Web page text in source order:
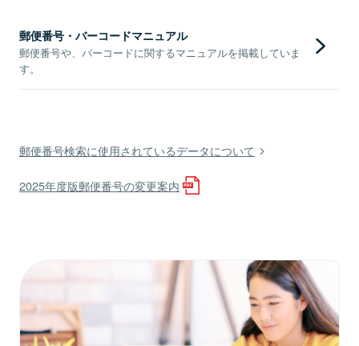
郵便番号・バーコードマニュアル
郵便番号や、バーコードに関するマニュアルを掲載していま
す。
郵便番号検索に使用されているデータについて
2025年度版郵便番号の変更案内